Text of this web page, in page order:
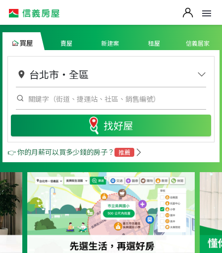
買屋 賣屋 新建案 租屋 信義居家
台北市 ・ 全區
找好屋
👉 你的月薪可以買多少錢的房子？ 推薦